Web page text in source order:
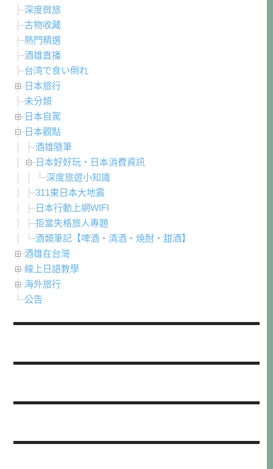
深度微旅
古物收藏
熱門精選
酒雄直播
台湾で食い倒れ
日本旅行
未分類
日本自駕
日本觀點
酒雄隨筆
日本好好玩・日本消費資訊
深度旅遊小知識
311東日本大地震
日本行動上網WIFI
拒當失格旅人專題
酒類筆記【啤酒・清酒・焼酎・甜酒】
酒雄在台灣
線上日語教學
海外旅行
公告